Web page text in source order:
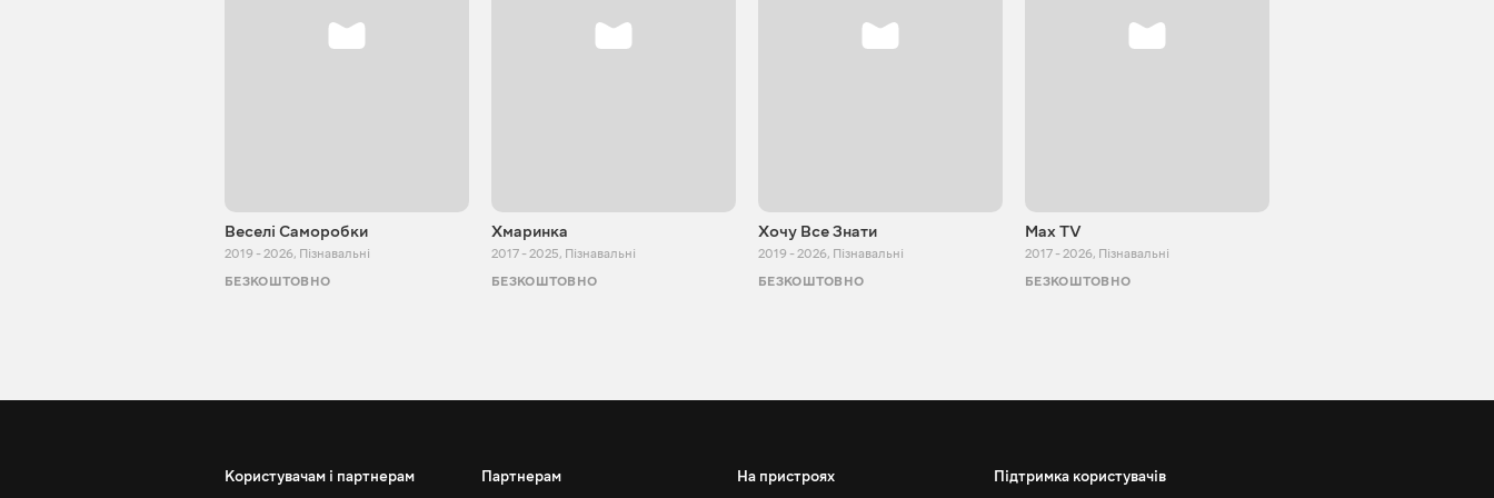
Веселі Саморобки
2019 - 2026, Пізнавальні
БЕЗКОШТОВНО
Хмаринка
2017 - 2025, Пізнавальні
БЕЗКОШТОВНО
Хочу Все Знати
2019 - 2026, Пізнавальні
БЕЗКОШТОВНО
Max TV
2017 - 2026, Пізнавальні
БЕЗКОШТОВНО
Користувачам і партнерам Партнерам На пристроях Підтримка користувачів